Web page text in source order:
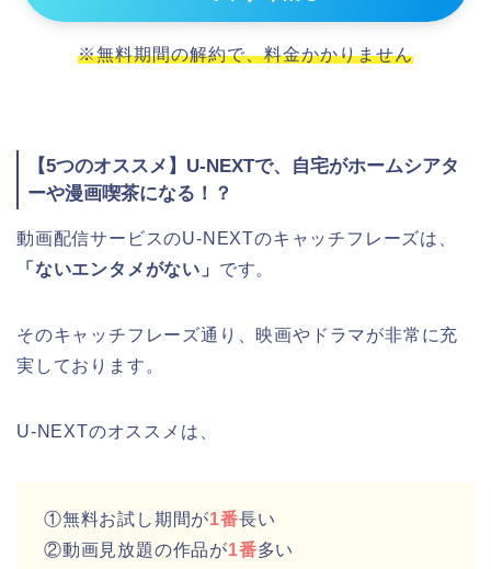
※無料期間の解約で、料金かかりません
【5つのオススメ】U-NEXTで、自宅がホームシアタ
ーや漫画喫茶になる！？
動画配信サービスのU-NEXTのキャッチフレーズは、
「ないエンタメがない」 です。
そのキャッチフレーズ通り、映画やドラマが非常に充
実しております。
U-NEXTのオススメは、
①無料お試し期間が1番長い
②動画見放題の作品が1番多い